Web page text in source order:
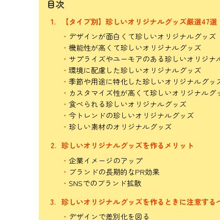
目次
【タイプ別】珍しいオリジナルグッズ厳選47選
デザインが面白くて珍しいオリジナルグッズ
機能性が高くて珍しいオリジナルグッズ
サプライズやユーモアのある珍しいオリジナ
環境に配慮した珍しいオリジナルグッズ
季節や用途に特化した珍しいオリジナルグッ
カスタマイズ性が高くて珍しいオリジナルグ
食べられる珍しいオリジナルグッズ
今トレンドの珍しいオリジナルグッズ
珍しい素材のオリジナルグッズ
珍しいオリジナルグッズを作るメリット
企業イメージのアップ
ブランドの長期的なPR効果
SNSでのブランド拡散
珍しいオリジナルグッズを作るときに注意する
デザインで差別化を図る